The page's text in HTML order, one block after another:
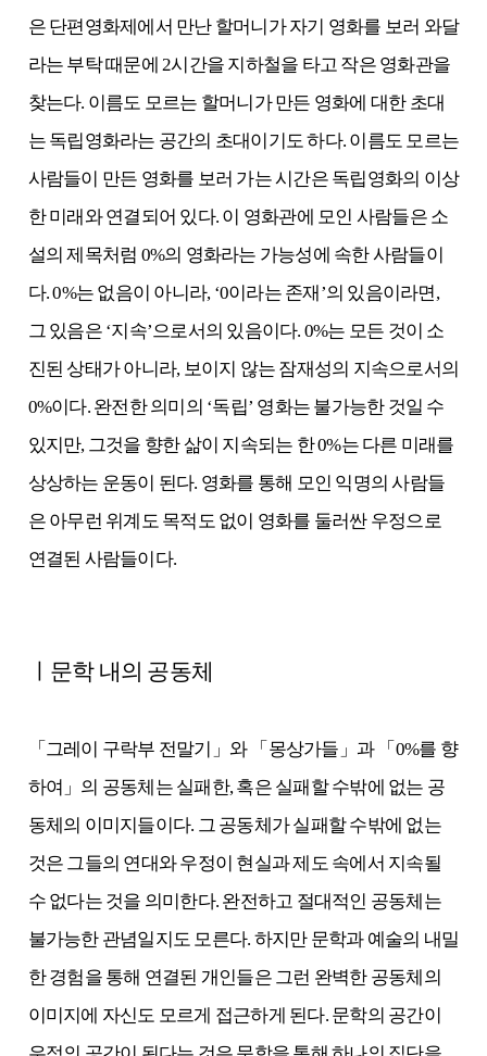
은 단편영화제에서 만난 할머니가 자기 영화를 보러 와달
라는 부탁 때문에 2시간을 지하철을 타고 작은 영화관을
찾는다. 이름도 모르는 할머니가 만든 영화에 대한 초대
는 독립영화라는 공간의 초대이기도 하다. 이름도 모르는
사람들이 만든 영화를 보러 가는 시간은 독립영화의 이상
한 미래와 연결되어 있다. 이 영화관에 모인 사람들은 소
설의 제목처럼 0%의 영화라는 가능성에 속한 사람들이
다. 0%는 없음이 아니라, ‘0이라는 존재’의 있음이라면,
그 있음은 ‘지속’으로서의 있음이다. 0%는 모든 것이 소
진된 상태가 아니라, 보이지 않는 잠재성의 지속으로서의
0%이다. 완전한 의미의 ‘독립’ 영화는 불가능한 것일 수
있지만, 그것을 향한 삶이 지속되는 한 0%는 다른 미래를
상상하는 운동이 된다. 영화를 통해 모인 익명의 사람들
은 아무런 위계도 목적도 없이 영화를 둘러싼 우정으로
연결된 사람들이다.
ㅣ문학 내의 공동체
「그레이 구락부 전말기」와 「몽상가들」과 「0%를 향
하여」의 공동체는 실패한, 혹은 실패할 수밖에 없는 공
동체의 이미지들이다. 그 공동체가 실패할 수밖에 없는
것은 그들의 연대와 우정이 현실과 제도 속에서 지속될
수 없다는 것을 의미한다. 완전하고 절대적인 공동체는
불가능한 관념일지도 모른다. 하지만 문학과 예술의 내밀
한 경험을 통해 연결된 개인들은 그런 완벽한 공동체의
이미지에 자신도 모르게 접근하게 된다. 문학의 공간이